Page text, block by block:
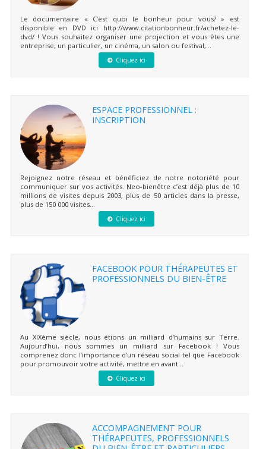
Le documentaire « C’est quoi le bonheur pour vous? » est
disponible en DVD ici http://www.citationbonheur.fr/achetez-le-
dvd/ ! Vous souhaitez organiser une projection et vous êtes une
entreprise, un particulier, un cinéma, un salon ou festival,...
Cliquez ici
ESPACE PROFESSIONNEL :
INSCRIPTION
Rejoignez notre réseau et bénéficiez de notre notoriété pour
communiquer sur vos activités. Neo-bienêtre c’est déjà plus de 10
millions de visites depuis 2003, plus de 50 articles dans la presse,
plus de 150 000 visites...
Cliquez ici
FACEBOOK POUR THÉRAPEUTES ET
PROFESSIONNELS DU BIEN-ÊTRE
Au XIXème siècle, nous étions un milliard d’humains sur Terre.
Aujourd’hui, nous sommes un milliard sur Facebook ! Vous
comprenez donc l’importance d’un réseau social tel que Facebook
pour promouvoir votre activité, mettre en avant...
Cliquez ici
ACCOMPAGNEMENT POUR
THÉRAPEUTES, PROFESSIONNELS